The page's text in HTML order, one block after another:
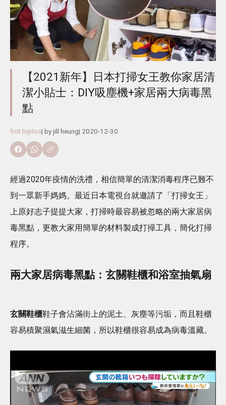
【2021新年】日本打掃女王教你家居清
潔小貼士：DIY吸塵機+家居兩大病毒黑
點
hot topics| byjill heung| 2020-12-30
經過2020年疫情的洗禮，相信簡單的清潔消毒程序已難不
到一眾新手媽媽。最近日本電視台就邀請了「打掃女王」
上原好志子提提大家，打掃時最容易被忽略的兩大家居病
毒黑點，更教大家用簡單的材料製成打掃工具，簡化打掃
程序。
兩大家居病毒黑點：玄關鞋櫃和浴室抽氣扇
玄關鞋櫃鞋子會沾滿街上的泥土、灰塵等污垢，而且鞋櫃
容易積聚濕氣滋生細菌，所以鞋櫃很容易成為病毒溫藏。